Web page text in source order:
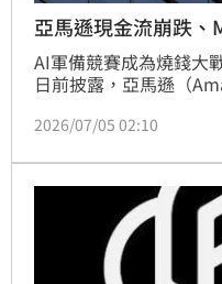
亞馬遜現金流崩跌、
AI軍備競賽成為燒錢大
日前披露，亞馬遜（
度拋棄外購，改採自研
求租售過剩AI算力，引
近期的晶片股拋售潮。
2026/07/05 02:10